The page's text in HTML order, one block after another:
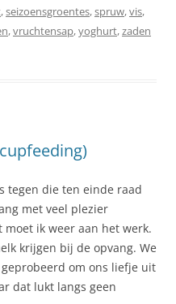
,seizoensgroentes,spruw,vis,
,vruchtensap,yoghurt,zaden
tegen die ten einde raad
met veel plezier
ik weer aan het werk.
krijgen bij de opvang. We
om ons liefje uit
dat lukt langs geen